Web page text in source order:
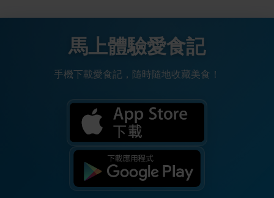
馬上體驗愛食記
手機下載愛食記，隨時隨地收藏美食！